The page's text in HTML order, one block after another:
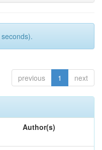
previous 1 next
Author(s)